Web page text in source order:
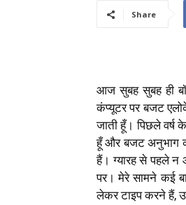
Share
आज सुबह सुबह ही
कंप्यूटर पर बजट
जाती हूँ। पिछले
हूँ और बजट अनुभाग
हैं। ग्यारह से पहले न
पर। मेरे सामने कई
लेकर टाइप करने हैं,